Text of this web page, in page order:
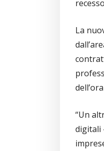
La
“Un
digitali